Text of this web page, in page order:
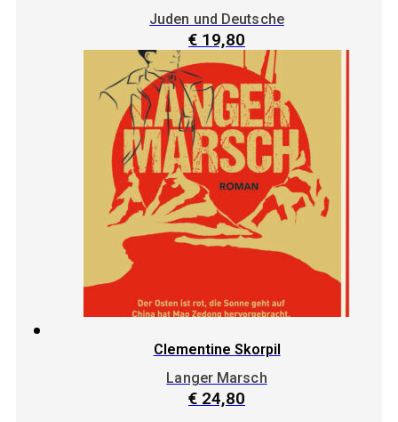
Juden und Deutsche
€ 19,80
Clementine Skorpil
Langer Marsch
€ 24,80